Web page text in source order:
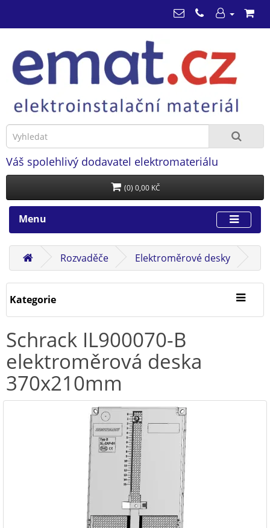
Váš spolehlivý dodavatel elektromateriálu
(0) 0,00 KČ
Menu
Rozvaděče Elektroměrové desky
Kategorie
Schrack IL900070-B
elektroměrová deska
370x210mm